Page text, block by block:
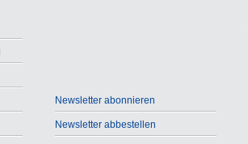
Newsletter abonnieren
Newsletter abbestellen